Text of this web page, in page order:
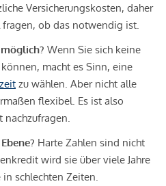
Versicherungskosten, daher
ob das notwendig ist.
Wenn Sie sich keine
macht es Sinn, eine
zu wählen. Aber nicht alle
flexibel. Es ist also
nachzufragen.
Harte Zahlen sind nicht
wird sie über viele Jahre
schlechten Zeiten.